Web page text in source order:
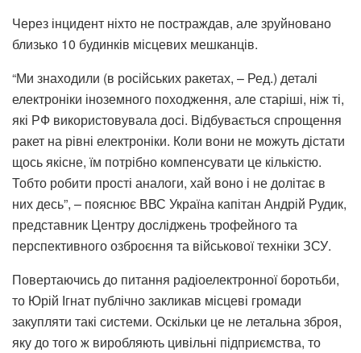
Через інцидент ніхто не постраждав, але зруйновано
близько 10 будинків місцевих мешканців.
“Ми знаходили (в російських ракетах, – Ред.) деталі
електроніки іноземного походження, але старіші, ніж ті,
які РФ використовувала досі. Відбувається спрощення
ракет на рівні електроніки. Коли вони не можуть дістати
щось якісне, їм потрібно компенсувати це кількістю.
Тобто робити прості аналоги, хай воно і не долітає в
них десь”, – пояснює ВВС Україна капітан Андрій Рудик,
представник Центру досліджень трофейного та
перспективного озброєння та військової техніки ЗСУ.
Повертаючись до питання радіоелектронної боротьби,
то Юрій Ігнат публічно закликав місцеві громади
закупляти такі системи. Оскільки це не летальна зброя,
яку до того ж виробляють цивільні підприємства, то